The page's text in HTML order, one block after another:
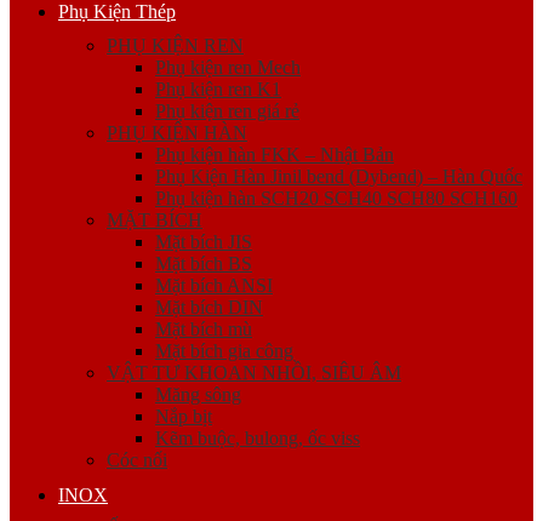
Phụ Kiện Thép
PHỤ KIỆN REN
Phụ kiện ren Mech
Phụ kiện ren K1
Phụ kiện ren giá rẻ
PHỤ KIỆN HÀN
Phụ kiện hàn FKK – Nhật Bản
Phụ Kiện Hàn Jinil bend (Dybend) – Hàn Quốc
Phụ kiện hàn SCH20 SCH40 SCH80 SCH160
MẶT BÍCH
Mặt bích JIS
Mặt bích BS
Mặt bích ANSI
Mặt bích DIN
Mặt bích mù
Mặt bích gia công
VẬT TƯ KHOAN NHỒI, SIÊU ÂM
Măng sông
Nắp bịt
Kẽm buộc, bulong, ốc viss
Cóc nối
INOX